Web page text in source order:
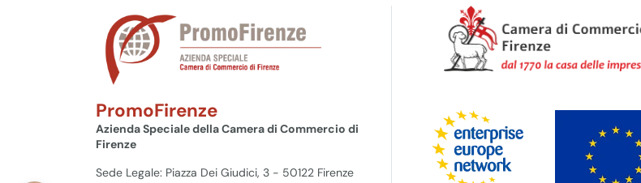
PromoFirenze
Azienda Speciale della Camera di Commercio di
Firenze
Sede Legale: Piazza Dei Giudici, 3 - 50122 Firenze